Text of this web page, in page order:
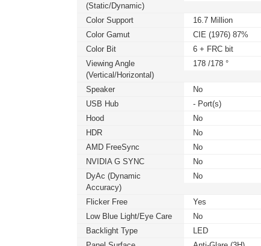
(static/dynamic)
Color Support
16.7 Million
Color Gamut
CIE (1976) 87%
Color Bit
6 + FRC bit
Viewing Angle
(Vertical/Horizontal)
178 /178 °
Speaker
No
USB Hub
- Port(s)
Hood
No
HDR
No
AMD FreeSync
No
NVIDIA G SYNC
No
DyAc (Dynamic
Accuracy)
No
Flicker Free
Yes
Low Blue Light/Eye Care
No
Backlight Type
LED